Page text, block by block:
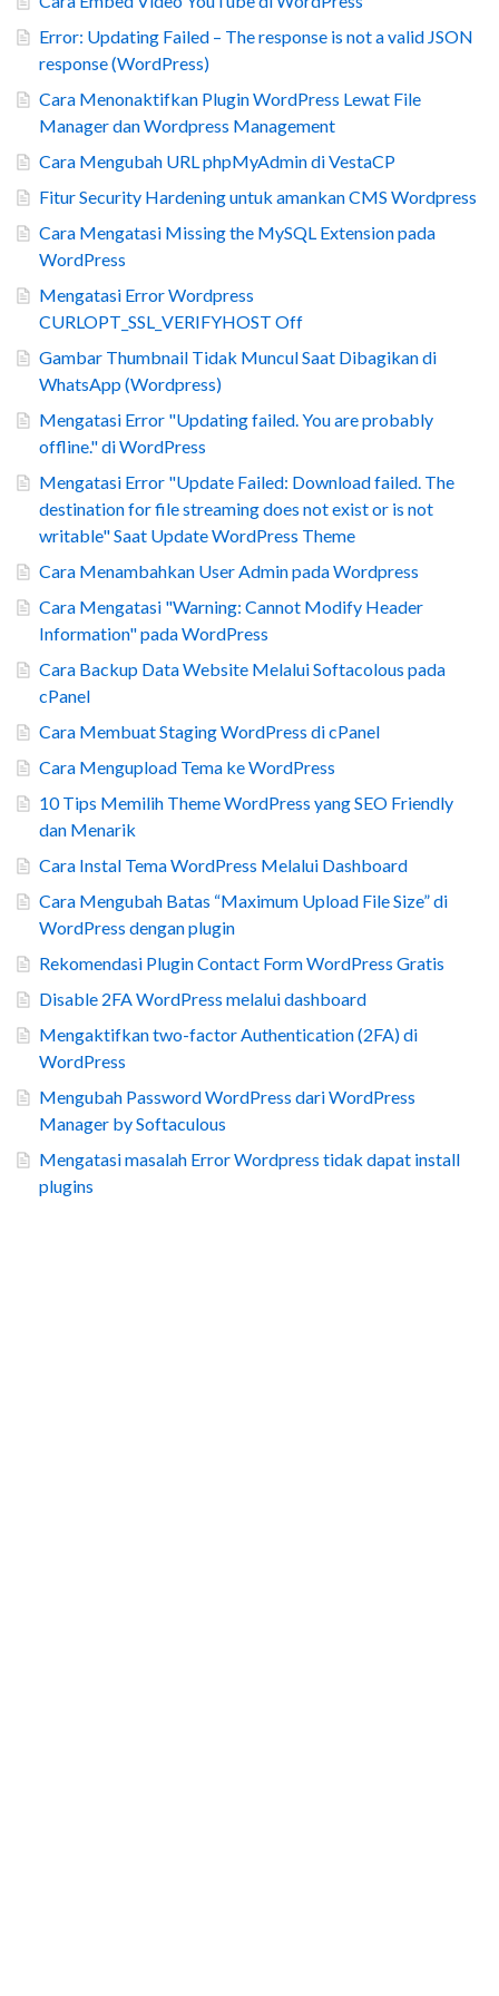
Error: Updating Failed – The response is not a valid JSON
response (WordPress)
Cara Menonaktifkan Plugin WordPress Lewat File
Manager dan Wordpress Management
Cara Mengubah URL phpMyAdmin di VestaCP
Fitur Security Hardening untuk amankan CMS Wordpress
Cara Mengatasi Missing the MySQL Extension pada
WordPress
Mengatasi Error Wordpress
CURLOPT_SSL_VERIFYHOST Off
Gambar Thumbnail Tidak Muncul Saat Dibagikan di
WhatsApp (Wordpress)
Mengatasi Error "Updating failed. You are probably
offline." di WordPress
Mengatasi Error "Update Failed: Download failed. The
destination for file streaming does not exist or is not
writable" Saat Update WordPress Theme
Cara Menambahkan User Admin pada Wordpress
Cara Mengatasi "Warning: Cannot Modify Header
Information" pada WordPress
Cara Backup Data Website Melalui Softacolous pada
cPanel
Cara Membuat Staging WordPress di cPanel
Cara Mengupload Tema ke WordPress
10 Tips Memilih Theme WordPress yang SEO Friendly
dan Menarik
Cara Instal Tema WordPress Melalui Dashboard
Cara Mengubah Batas “Maximum Upload File Size” di
WordPress dengan plugin
Rekomendasi Plugin Contact Form WordPress Gratis
Disable 2FA WordPress melalui dashboard
Mengaktifkan two-factor Authentication (2FA) di
WordPress
Mengubah Password WordPress dari WordPress
Manager by Softaculous
Mengatasi masalah Error Wordpress tidak dapat install
plugins